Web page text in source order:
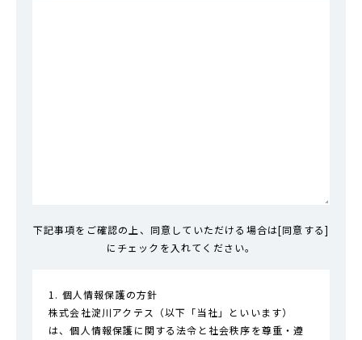
下記事項をご確認の上、同意していただける場合は[同意する]
にチェックを入れてください。
1. 個人情報保護の方針
株式会社淀川アクテス（以下「当社」といいます）
は、個人情報保護に関する法令と社会秩序を尊重・遵